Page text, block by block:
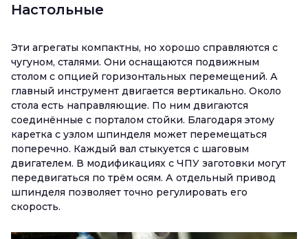
Настольные
Эти агрегаты компактны, но хорошо справляются с
чугуном, сталями. Они оснащаются подвижным
столом с опцией горизонтальных перемещений. А
главный инструмент двигается вертикально. Около
стола есть направляющие. По ним двигаются
соединённые с порталом стойки. Благодаря этому
каретка с узлом шпинделя может перемещаться
поперечно. Каждый вал стыкуется с шаговым
двигателем. В модификациях с ЧПУ заготовки могут
передвигаться по трём осям. А отдельный привод
шпинделя позволяет точно регулировать его
скорость.